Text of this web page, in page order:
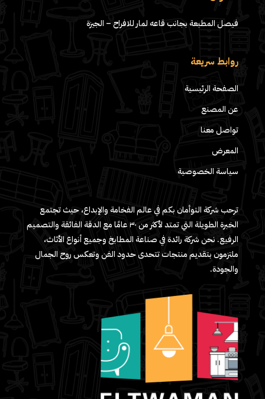
فيصل المطبعة بجانب قاعه لمار للافراح – الجيزة
روابط سريعة
الصفحة الرئيسية
عن المصنع
تواصل معنا
المعرض
سياسة الخصوصية
ترحب شركة التوأمان بكم في عالم الفخامة والإبداع، حيث تجتمع
الخبرة الطويلة التي تمتد لأكثر من ٣٠ عامًا مع الدقة الفائقة والتصميم
الرفيع. نحن شركة رائدة في صناعة المطابخ وجميع أنواع الأثاث،
ملتزمون بتقديم منتجات تتحدى حدود الفن وتعكس روح الجمال
والجودة.